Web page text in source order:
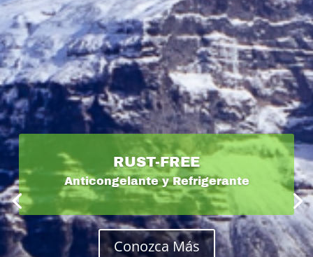
RUST-FREE
Anticongelante y Refrigerante
Conozca Más
FLEETBLUE
UREA DEF